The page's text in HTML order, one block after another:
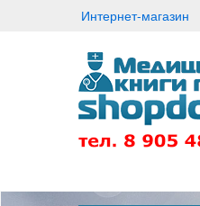
Интернет-магазин